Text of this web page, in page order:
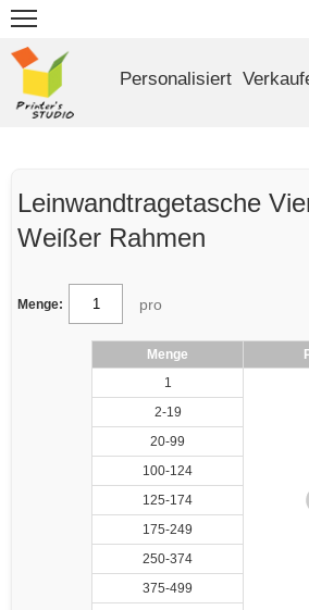
Leinwandtragetasche
Weißer Rahmen
Menge: pro
Menge
1
2-19
20-99
100-124
125-174
175-249
250-374
375-499
Personalisiert